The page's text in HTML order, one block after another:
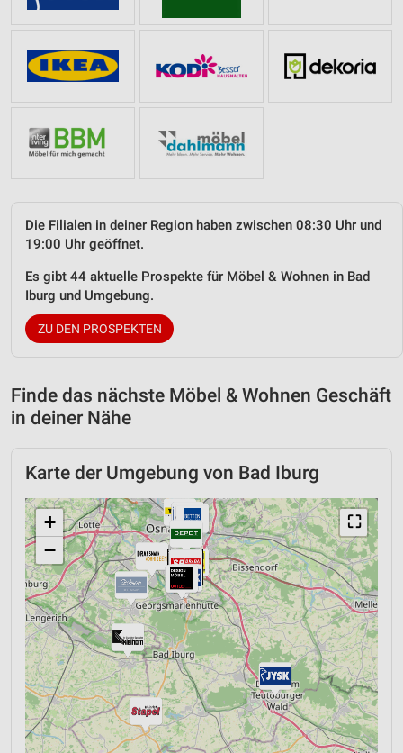
Die Filialen in deiner Region haben zwischen 08:30 Uhr und
19:00 Uhr geöffnet.
Es gibt 44 aktuelle Prospekte für Möbel & Wohnen in Bad
Iburg und Umgebung.
ZU DEN PROSPEKTEN
Finde das nächste Möbel & Wohnen Geschäft
in deiner Nähe
Karte der Umgebung von Bad Iburg
⛶
+
−